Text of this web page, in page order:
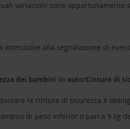
variazioni sono opportunamente
attenzione alla segnalazione di
dei bambini in auto/Cinture di
la cintura di sicurezza è
di peso inferior o pari a 9 kg